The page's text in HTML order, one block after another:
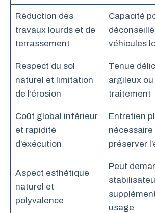
Réduction des
travaux lourds et de
terrassement
Capacité
véhicules
Respect du sol
naturel et limitation
de l’érosion
Tenue
argileux
traitement
Coût global inférieur
et rapidité
d’exécution
Entretien
nécessaire
préserver
Aspect esthétique
naturel et
polyvalence
Peut
usage